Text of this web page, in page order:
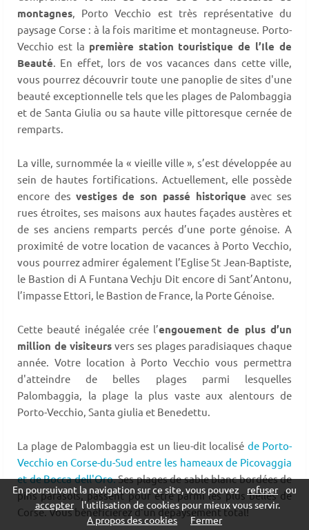
montagnes, Porto Vecchio est très représentative du
paysage Corse : à la fois maritime et montagneuse. Porto-
Vecchio est la première station touristique de l’Ile de
Beauté. En effet, lors de vos vacances dans cette ville,
vous pourrez découvrir toute une panoplie de sites d'une
beauté exceptionnelle tels que les plages de Palombaggia
et de Santa Giulia ou sa haute ville pittoresque cernée de
remparts.
La ville, surnommée la « vieille ville », s’est développée au
sein de hautes fortifications. Actuellement, elle possède
encore des vestiges de son passé historique avec ses
rues étroites, ses maisons aux hautes façades austères et
de ses anciens remparts percés d’une porte génoise. A
proximité de votre location de vacances à Porto Vecchio,
vous pourrez admirer également l’Eglise St Jean-Baptiste,
le Bastion di A Funtana Vechju Dit encore di Sant’Antonu,
l’impasse Ettori, le Bastion de France, la Porte Génoise.
Cette beauté inégalée crée l’engouement de plus d’un
million de visiteurs vers ses plages paradisiaques chaque
année. Votre location à Porto Vecchio vous permettra
d'atteindre de belles plages parmi lesquelles
Palombaggia, la plage la plus vaste aux alentours de
Porto-Vecchio, Santa giulia et Benedettu.
La plage de Palombaggia est un lieu-dit localisé de Porto-
Vecchio en Corse-du-Sud entre les hameaux de Picovaggia
et de Bocca dell'Oro.Ses plages de sable blanc bordées de
pins parasols, passent pour être parmi les plus belles de
Corse. Vous bénéficierez d'un dépaysement total!
En poursuivant la navigation sur ce site, vous pouvez refuser ou
accepter
l'utilisation de cookies pour mieux vous servir.
A propos des cookies
Fermer